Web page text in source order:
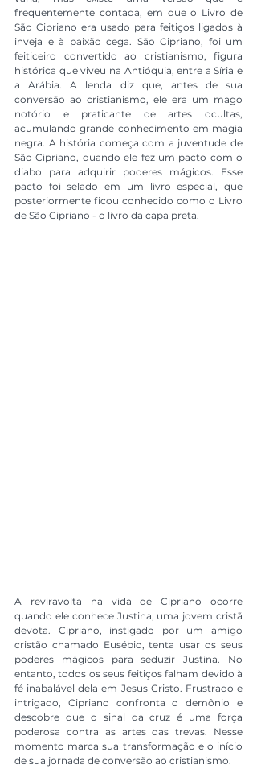
frequentemente contada, em que o Livro de
São Cipriano era usado para feitiços ligados à
inveja e à paixão cega. São Cipriano, foi um
feiticeiro convertido ao cristianismo, figura
histórica que viveu na Antióquia, entre a Síria e
a Arábia. A lenda diz que, antes de sua
conversão ao cristianismo, ele era um mago
notório e praticante de artes ocultas,
acumulando grande conhecimento em magia
negra. A história começa com a juventude de
São Cipriano, quando ele fez um pacto com o
diabo para adquirir poderes mágicos. Esse
pacto foi selado em um livro especial, que
posteriormente ficou conhecido como o Livro
de São Cipriano - o livro da capa preta.
A reviravolta na vida de Cipriano ocorre
quando ele conhece Justina, uma jovem cristã
devota. Cipriano, instigado por um amigo
cristão chamado Eusébio, tenta usar os seus
poderes mágicos para seduzir Justina. No
entanto, todos os seus feitiços falham devido à
fé inabalável dela em Jesus Cristo. Frustrado e
intrigado, Cipriano confronta o demônio e
descobre que o sinal da cruz é uma força
poderosa contra as artes das trevas. Nesse
momento marca sua transformação e o início
de sua jornada de conversão ao cristianismo.